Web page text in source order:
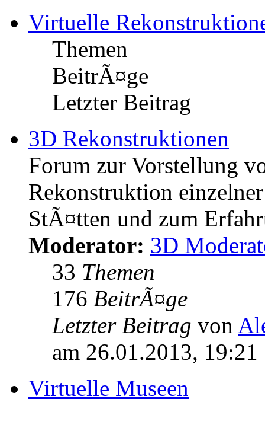
Virtuelle
Themen
BeitrÃ¤ge
Letzter Beitrag
3D Rekonstruktionen
Forum zur Vorstellung
Rekonstruktion
StÃ¤tten und zum
Moderator: 3D
33 Themen
176 BeitrÃ¤ge
Letzter Beitrag von
am 26.01.2013, 19:21
Virtuelle Museen